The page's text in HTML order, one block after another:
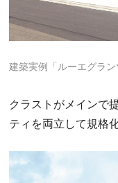
建築実例「ルーエグラン
クラストがメインで
ティを両立して規格